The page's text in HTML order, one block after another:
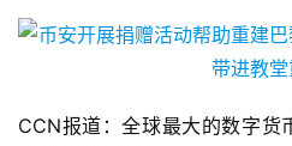
CCN报道：全球最大的数字货